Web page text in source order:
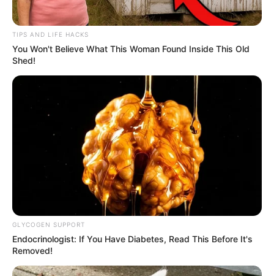
(foto: pexels/egorkamelev)
6. Lalat dan nyamuk juga masuk dalam jajaran bisa
dimakan lho, keduanya masuk dalam ordo Diptera
TIPS AND LIFE HACKS
You Won't Believe What This Woman Found Inside This Old
Shed!
GLYCOGEN SUPPORT
Endocrinologist: If You Have Diabetes, Read This Before It's
Removed!